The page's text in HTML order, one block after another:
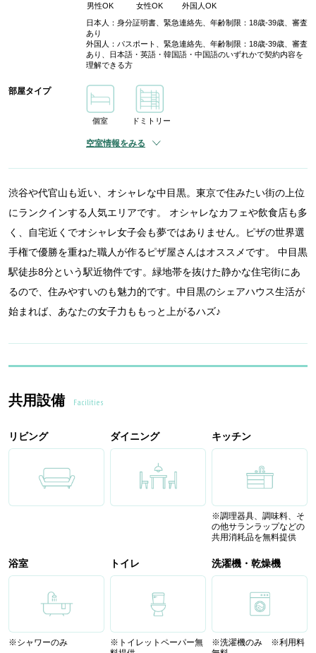
男性OK 女性OK
外国人OK
日本人：身分証明書、緊急連絡先、年齢制限：18歳-39歳、審査
あり
外国人：パスポート、緊急連絡先、年齢制限：18歳-39歳、審査
あり、日本語・英語・韓国語・中国語のいずれかで契約内容を
理解できる方
部屋タイプ
個室 ドミトリー
空室情報をみる
渋谷や代官山も近い、オシャレな中目黒。東京で住みたい街の上位
にランクインする人気エリアです。 オシャレなカフェや飲食店も多
く、自宅近くでオシャレ女子会も夢ではありません。ピザの世界選
手権で優勝を重ねた職人が作るピザ屋さんはオススメです。 中目黒
駅徒歩8分という駅近物件です。緑地帯を抜けた静かな住宅街にあ
るので、住みやすいのも魅力的です。中目黒のシェアハウス生活が
始まれば、あなたの女子力ももっと上がるハズ♪
共用設備 Facilities
リビング ダイニング キッチン
※調理器具、調味料、そ
の他サランラップなどの
共用消耗品を無料提供
浴室
※シャワーのみ
トイレ
※トイレットペーパー無
洗濯機・乾燥機
※洗濯機のみ ※利用料